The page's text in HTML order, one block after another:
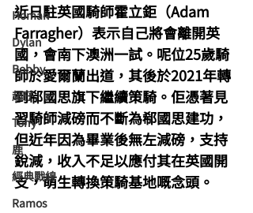
Homan
Dylan
Bobby
超仔
Tony
鹿
經典戰線
Ramos
近日駐英國騎師霍立鉅（Adam
Farragher）表示自己將會離開英
國，會南下澳洲一試。呢位25歲騎
師於愛爾蘭出道，其後於2021年轉
到郗國思旗下繼續策騎。佢憑著見
習騎師減磅而不斷為郗國思建功，
但近年因為畢業後無左減磅，支持
銳減，收入不足以應付其在英國開
支，萌生轉換策騎基地嘅念頭。